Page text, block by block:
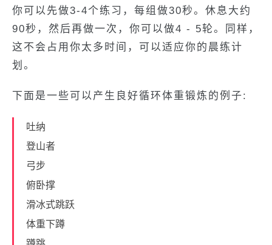
你可以先做3-4个练习，每组做30秒。休息大约
90秒，然后再做一次，你可以做4 - 5轮。同样，
这不会占用你太多时间，可以适应你的晨练计
划。
下面是一些可以产生良好循环体重锻炼的例子:
吐纳
登山者
弓步
俯卧撑
滑冰式跳跃
体重下蹲